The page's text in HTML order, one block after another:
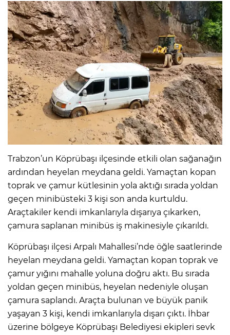
Trabzon’un Köprübaşı ilçesinde etkili olan sağanağın
ardından heyelan meydana geldi. Yamaçtan kopan
toprak ve çamur kütlesinin yola aktığı sırada yoldan
geçen minibüsteki 3 kişi son anda kurtuldu.
Araçtakiler kendi imkanlarıyla dışarıya çıkarken,
çamura saplanan minibüs iş makinesiyle çıkarıldı.
Köprübaşı ilçesi Arpalı Mahallesi’nde öğle saatlerinde
heyelan meydana geldi. Yamaçtan kopan toprak ve
çamur yığını mahalle yoluna doğru aktı. Bu sırada
yoldan geçen minibüs, heyelan nedeniyle oluşan
çamura saplandı. Araçta bulunan ve büyük panik
yaşayan 3 kişi, kendi imkanlarıyla dışarı çıktı. İhbar
üzerine bölgeye Köprübaşı Belediyesi ekipleri sevk